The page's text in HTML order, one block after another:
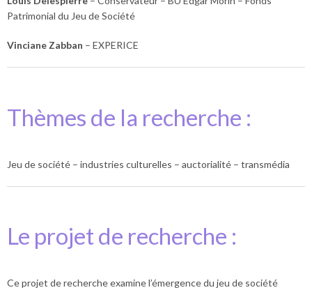
Patrimonial du Jeu de Société
Vinciane Zabban – EXPERICE
Thèmes de la recherche :
Jeu de société – industries culturelles – auctorialité – transmédia
Le projet de recherche :
Ce projet de recherche examine l’émergence du jeu de société